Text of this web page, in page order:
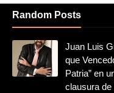
Random Posts
Juan Luis
que
Patria” en
clausura